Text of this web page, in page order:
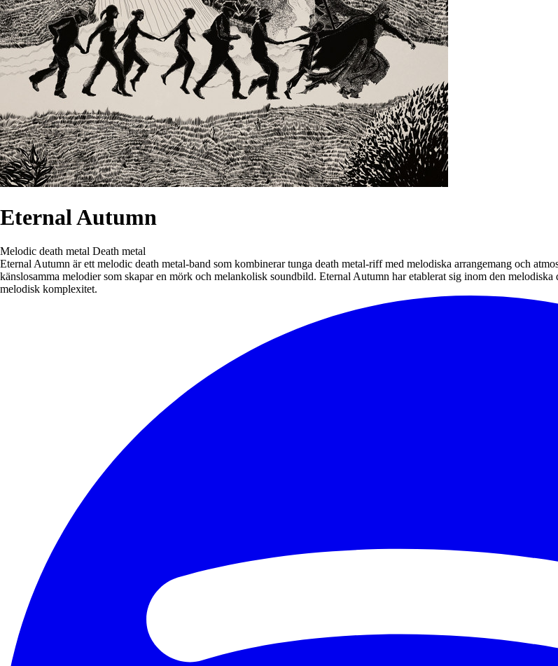
Eternal Autumn
Melodic death metal Death metal
Eternal Autumn är ett melodic death metal-band som kombinerar tunga death metal-riff med melodiska arrangemang och
känslosamma melodier som skapar en mörk och melankolisk soundbild. Eternal Autumn har etablerat sig inom den
melodisk komplexitet.